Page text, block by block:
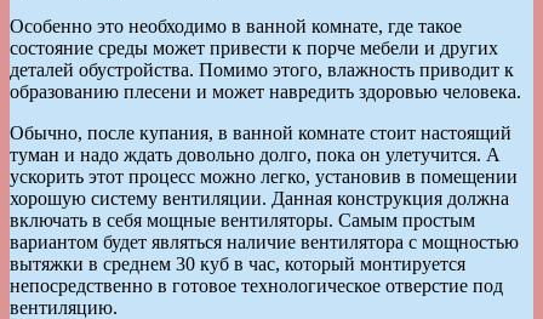
Особенно это необходимо в ванной комнате, где такое
состояние среды может привести к порче мебели и других
деталей обустройства. Помимо этого, влажность приводит к
образованию плесени и может навредить здоровью человека.
Обычно, после купания, в ванной комнате стоит настоящий
туман и надо ждать довольно долго, пока он улетучится. А
ускорить этот процесс можно легко, установив в помещении
хорошую систему вентиляции. Данная конструкция должна
включать в себя мощные вентиляторы. Самым простым
вариантом будет являться наличие вентилятора с мощностью
вытяжки в среднем 30 куб в час, который монтируется
непосредственно в готовое технологическое отверстие под
вентиляцию.